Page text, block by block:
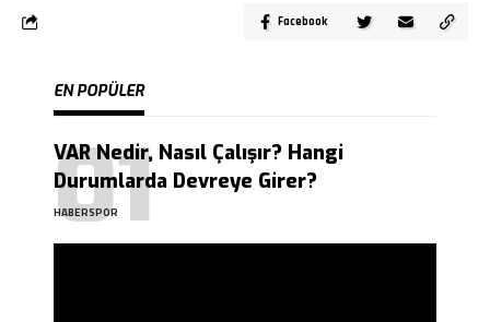
Facebook
EN POPÜLER
VAR Nedir, Nasıl Çalışır? Hangi
Durumlarda Devreye Girer?
HABERSPOR